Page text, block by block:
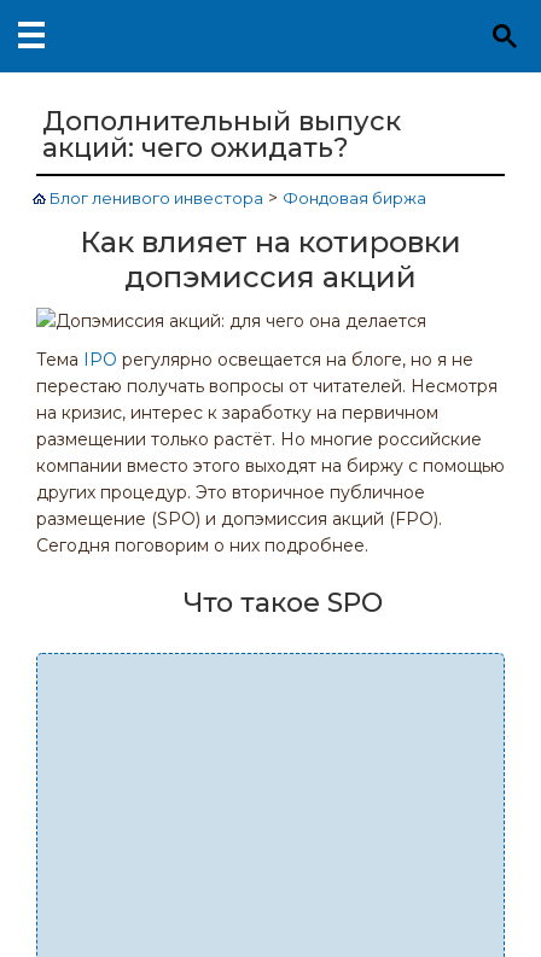
Дополнительный выпуск
акций: чего ожидать?
Блог ленивого инвестора > Фондовая биржа
Как влияет на котировки
допэмиссия акций
Тема IPO регулярно освещается на блоге, но я не
перестаю получать вопросы от читателей. Несмотря
на кризис, интерес к заработку на первичном
размещении только растёт. Но многие российские
компании вместо этого выходят на биржу с помощью
других процедур. Это вторичное публичное
размещение (SPO) и допэмиссия акций (FPO).
Сегодня поговорим о них подробнее.
Что такое SPO